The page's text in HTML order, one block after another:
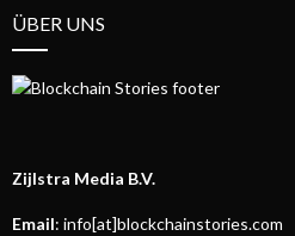
ÜBER UNS
Zijlstra Media B.V.
Email: info[at]blockchainstories.com